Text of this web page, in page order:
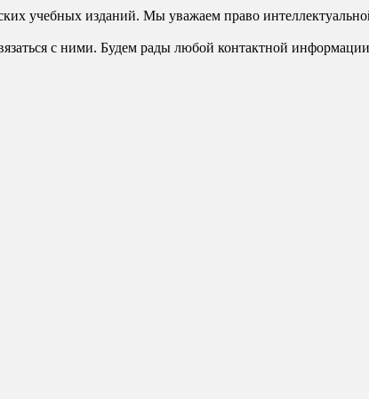
учебных изданий. Мы уважаем право
с ними. Будем рады любой контактной